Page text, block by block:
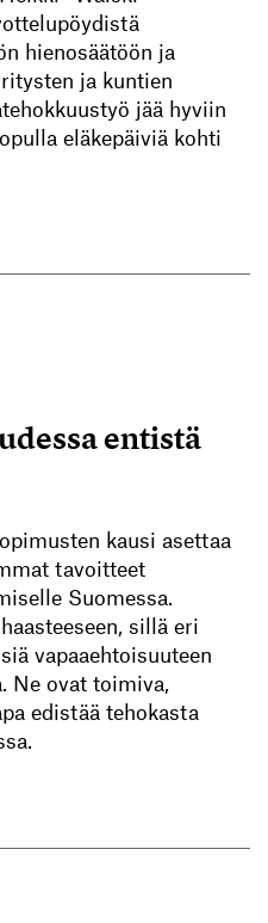
hienosäätöön ja
ja kuntien
jää hyviin
eläkepäiviä kohti
entistä
kausi asettaa
tavoitteet
Suomessa.
sillä eri
vapaaehtoisuuteen
Ne ovat toimiva,
edistää tehokasta